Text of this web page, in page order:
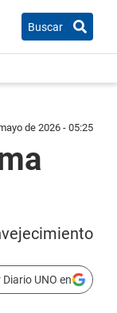
Buscar
de 2026 - 05:25
UNO en